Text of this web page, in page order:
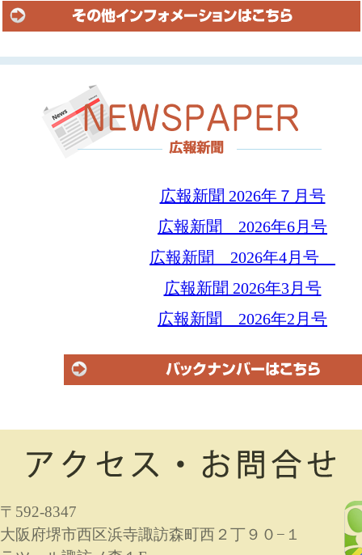
広報新聞 2026年７月号
広報新聞 2026年6月号
広報新聞 2026年4月号
広報新聞 2026年3月号
広報新聞 2026年2月号
〒592-8347
大阪府堺市西区浜寺諏訪森町西２丁９０−１